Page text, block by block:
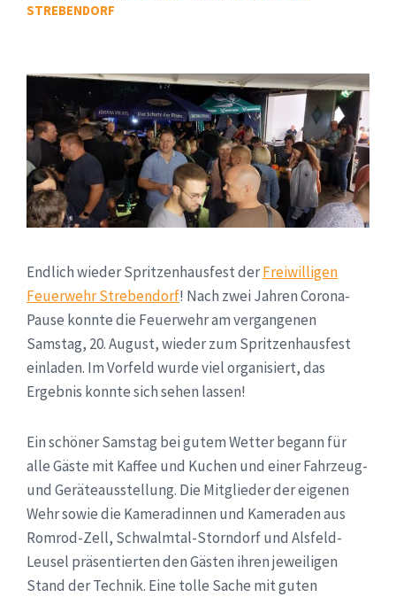
STREBENDORF
Endlich wieder Spritzenhausfest derFreiwilligen
Feuerwehr Strebendorf! Nach zwei Jahren Corona-
Pause konnte die Feuerwehr am vergangenen
Samstag, 20. August, wieder zum Spritzenhausfest
einladen. Im Vorfeld wurde viel organisiert, das
Ergebnis konnte sich sehen lassen!
Ein schöner Samstag bei gutem Wetter begann für
alle Gäste mit Kaffee und Kuchen und einer Fahrzeug-
und Geräteausstellung. Die Mitglieder der eigenen
Wehr sowie die Kameradinnen und Kameraden aus
Romrod-Zell, Schwalmtal-Storndorf und Alsfeld-
Leusel präsentierten den Gästen ihren jeweiligen
Stand der Technik. Eine tolle Sache mit guten